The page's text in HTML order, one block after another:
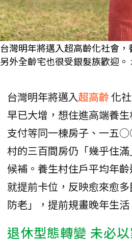
台灣明年將邁入超高齡化社會，
另外全齡宅也很受銀髮族歡迎
台灣明年將邁入超高齡化
早已大增，想住進高端養生
支付等同一棟房子、一五
村的三百間房仍「幾乎住
候補。養生村住戶平均年
就提前卡位，反映愈來愈
防老」，提前規畫晚年生活
退休型態轉變 未必